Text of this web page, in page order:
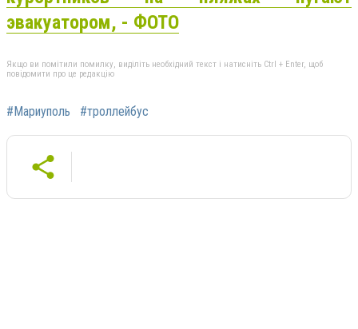
эвакуатором, - ФОТО
Якщо ви помітили помилку, виділіть необхідний текст і натисніть Ctrl + Enter, щоб
повідомити про це редакцію
#Мариуполь #троллейбус